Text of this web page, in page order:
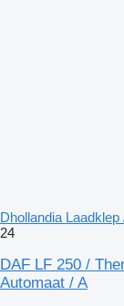
Dhollandia
24
DAF LF 250 /
Automaat / A